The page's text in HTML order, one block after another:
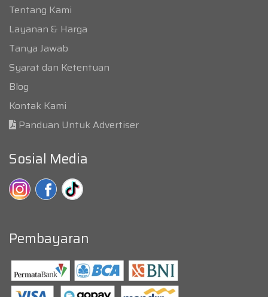
Tentang Kami
Layanan & Harga
Tanya Jawab
Syarat dan Ketentuan
Blog
Kontak Kami
Panduan Untuk Advertiser
Sosial Media
Pembayaran